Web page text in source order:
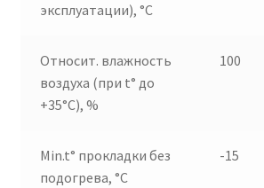
эксплуатации), °C
Относит. влажность
воздуха (при t° до
+35°C), %
100
Min.t° прокладки без
подогрева, °C
-15